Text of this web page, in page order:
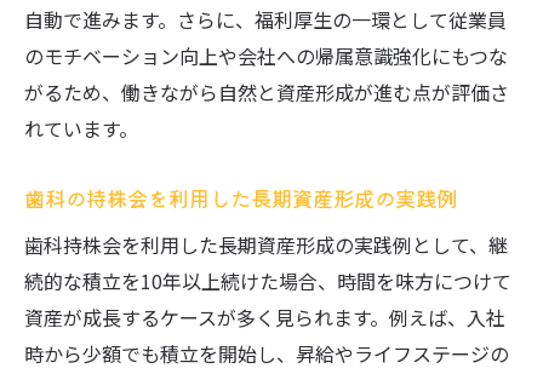
自動で進みます。さらに、福利厚生の一環として従業員
のモチベーション向上や会社への帰属意識強化にもつな
がるため、働きながら自然と資産形成が進む点が評価さ
れています。
歯科の持株会を利用した長期資産形成の実践例
歯科持株会を利用した長期資産形成の実践例として、継
続的な積立を10年以上続けた場合、時間を味方につけて
資産が成長するケースが多く見られます。例えば、入社
時から少額でも積立を開始し、昇給やライフステージの